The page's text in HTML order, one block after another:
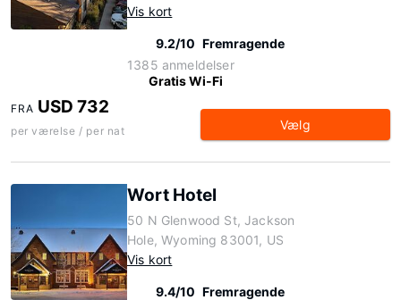
Vis kort
9.2/10 Fremragende
1385 anmeldelser
Gratis Wi-Fi
FRA USD 732
per værelse / per nat Vælg
Wort Hotel
50 N Glenwood St, Jackson
Hole, Wyoming 83001, US
Vis kort
9.4/10 Fremragende